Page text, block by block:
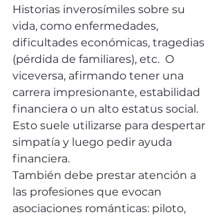
Historias inverosímiles sobre su
vida, como enfermedades,
dificultades económicas, tragedias
(pérdida de familiares), etc.  O
viceversa, afirmando tener una
carrera impresionante, estabilidad
financiera o un alto estatus social.
Esto suele utilizarse para despertar
simpatía y luego pedir ayuda
financiera.
También debe prestar atención a
las profesiones que evocan
asociaciones románticas: piloto,